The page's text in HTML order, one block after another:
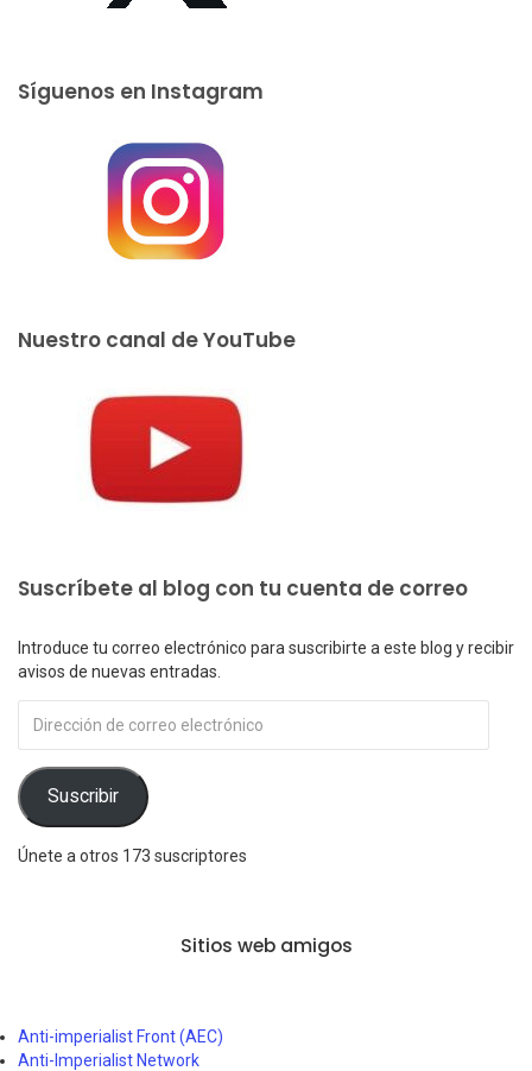
Síguenos en Instagram
Nuestro canal de YouTube
Suscríbete al blog con tu cuenta de correo
Introduce tu correo electrónico para suscribirte a este blog y recibir
avisos de nuevas entradas.
de
correo
electrónico
Suscribir
Únete a otros 173 suscriptores
Sitios web amigos
Anti-imperialist Front (AEC)
Anti-Imperialist Network